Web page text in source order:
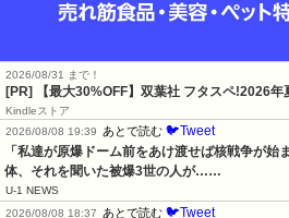
2026/08/31 まで！
[PR] 【最大30%OFF】双葉社 フタスペ!2026
Kindleストア
2026/08/08 19:39
あとで読む 🐦Tweet
「私達が原爆ドーム前をあけ渡せば核戦争が始
体、それを聞いた被爆3世の人が……
U-1 NEWS
2026/08/08 18:37
あとで読む 🐦Tweet